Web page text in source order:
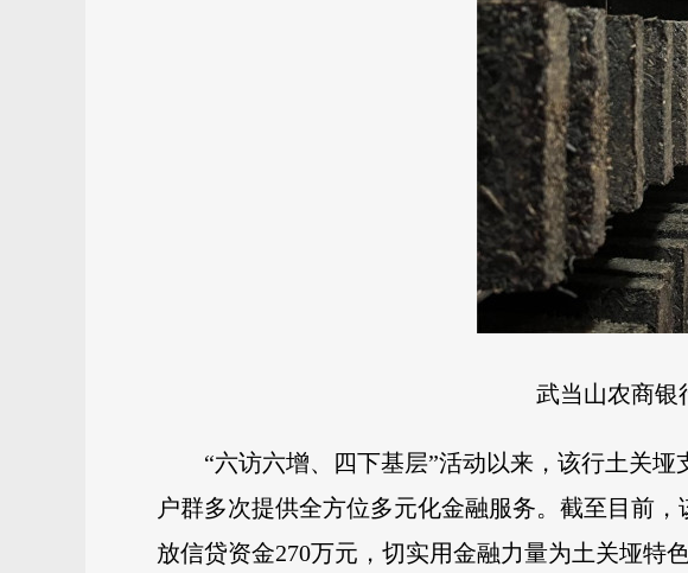
武当山农商银
“六访六增、四下基层”活动以来，该行土关
户群多次提供全方位多元化金融服务。截至目前
放信贷资金270万元，切实用金融力量为土关垭特